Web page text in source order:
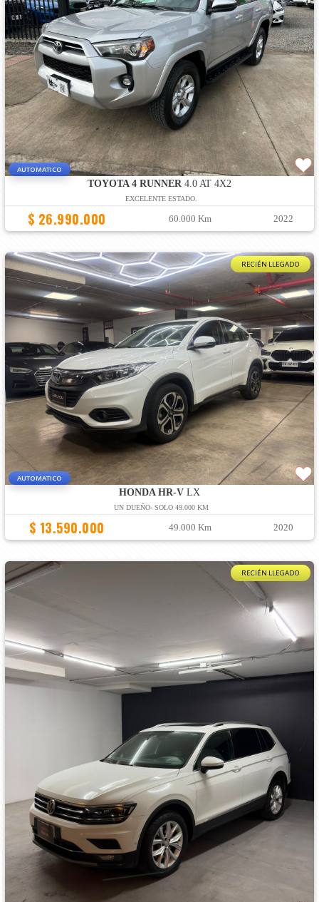
AUTOMATICO
TOYOTA 4 RUNNER 4.0 AT 4X2
EXCELENTE ESTADO.
$ 26.990.000 60.000 Km 2022
RECIÉN LLEGADO
AUTOMATICO
HONDA HR-VLX
UN DUEÑO- SOLO 49.000 KM
$ 13.590.000 49.000 Km 2020
RECIÉN LLEGADO